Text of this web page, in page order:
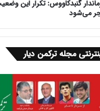
گنبدکاووس: تکرار این
می‌شود
مجله ترکمن دیار